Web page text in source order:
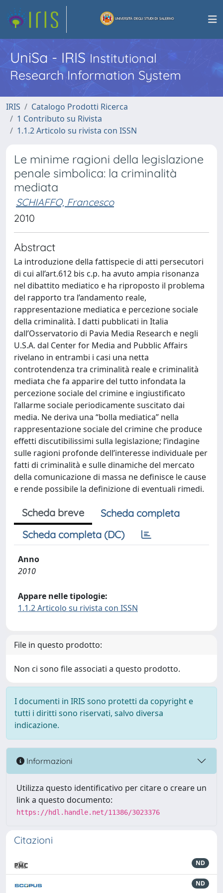
UniSa - IRISInstitutional
Research Information System
IRIS
Catalogo Prodotti Ricerca
1 Contributo su Rivista
1.1.2 Articolo su rivista con ISSN
Le minime ragioni della legislazione
penale simbolica: la criminalità
mediata
SCHIAFFO, Francesco
2010
Abstract
La introduzione della fattispecie di atti persecutori
di cui all’art.612 bis c.p. ha avuto ampia risonanza
nel dibattito mediatico e ha riproposto il problema
del rapporto tra l’andamento reale,
rappresentazione mediatica e percezione sociale
della criminalità. I datti pubblicati in Italia
dall’Osservatorio di Pavia Media Research e negli
U.S.A. dal Center for Media and Pubblic Affairs
rivelano in entrambi i casi una netta
controtendenza tra criminalità reale e criminalità
mediata che fa apparire del tutto infondata la
percezione sociale del crimine e ingiustificato
l’allarme sociale periodicamente suscitato dai
media. Ne deriva una “bolla mediatica” nella
rappresentazione sociale del crimine che produce
effetti discutibilissimi sulla legislazione; l’indagine
sulle ragioni profonde dell’interesse individuale per
fatti di criminalità e sulle dinamiche del mercato
della comunicazione di massa ne definisce le cause
e rende possibile la definizione di eventuali rimedi.
Scheda breve
Scheda completa
Scheda completa (DC)
Anno
2010
Appare nelle tipologie:
1.1.2 Articolo su rivista con ISSN
File in questo prodotto:
Non ci sono file associati a questo prodotto.
I documenti in IRIS sono protetti da copyright e
tutti i diritti sono riservati, salvo diversa
indicazione.
Informazioni
Utilizza questo identificativo per citare o creare un
link a questo documento:
https://hdl.handle.net/11386/3023376
Citazioni
ND
ND